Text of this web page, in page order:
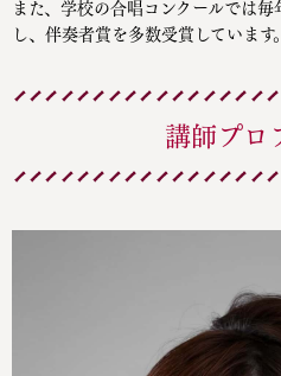
また、学校の合唱コンクールでは
し、伴奏者賞を多数受賞しています。
講師プロ